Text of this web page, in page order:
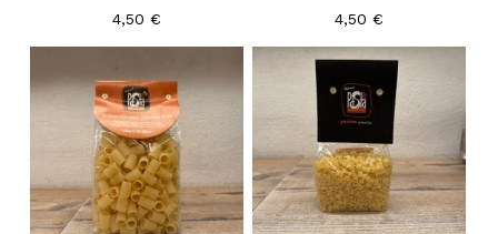
4,50 € 4,50€